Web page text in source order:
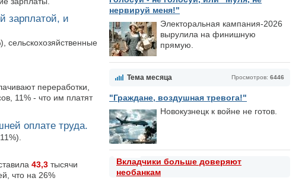
нервируй меня!"
Электоральная кампания-2026
вырулила на финишную
прямую.
Просмотров: 6446
Тема месяца
"Граждане, воздушная тревога!"
Новокузнецк к войне не готов.
Вкладчики больше доверяют
необанкам
зарплатой, и
сельскохозяйственные
переработки,
11% - что им платят
оплате труда.
43,3 тысячи
что на 26%